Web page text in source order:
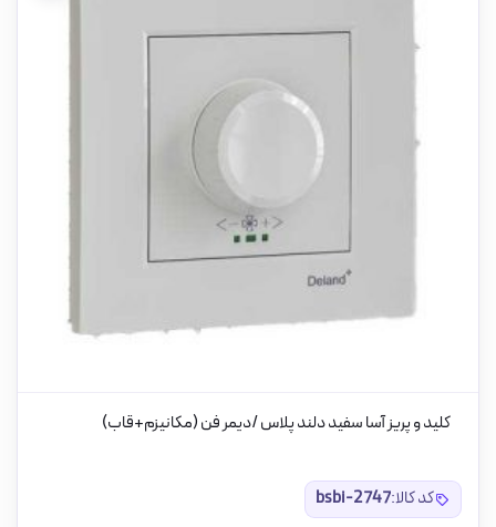
کلید و پریز آسا سفید دلند پلاس /دیمر فن (مکانیزم+قاب)
کد کالا:bsbi-2747